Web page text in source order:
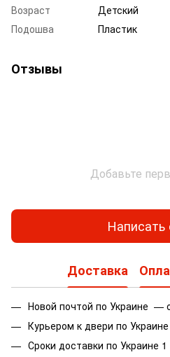
Возраст
Детский
Подошва
Пластик
Отзывы
Добавьте
Написать
Доставка
Новой почтой по Украине —
Курьером к двери по
Сроки доставки по Украине